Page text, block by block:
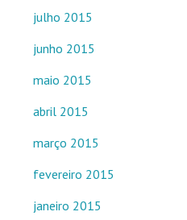
julho 2015
junho 2015
maio 2015
abril 2015
março 2015
fevereiro 2015
janeiro 2015